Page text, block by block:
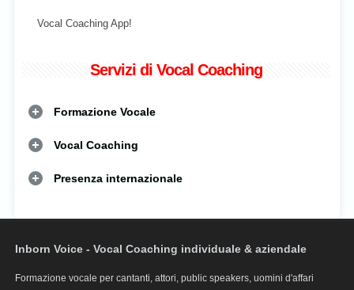
Vocal Coaching App!
Servizi di Vocal Coaching
Formazione Vocale
Vocal Coaching
Presenza internazionale
Inborn Voice - Vocal Coaching individuale & aziendale
Formazione vocale per cantanti, attori, public speakers, uomini d'affari